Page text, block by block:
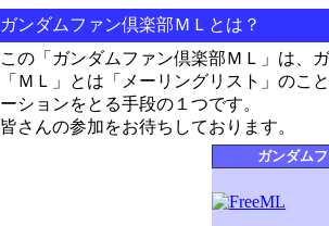
ガンダムファン倶楽部ＭＬとは？
この「ガンダムファン倶楽部ＭＬ」は、
「ＭＬ」とは「メーリングリスト」のこ
ーションをとる手段の１つです。
皆さんの参加をお待ちしております。
ガンダム